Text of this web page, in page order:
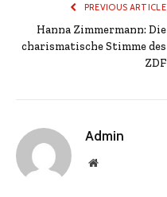
PREVIOUS ARTICLE
Hanna Zimmermann: Die
charismatische Stimme des
ZDF
Admin
Website